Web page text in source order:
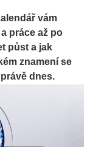
vám
práce až po
půst a jak
znamení se
dnes.